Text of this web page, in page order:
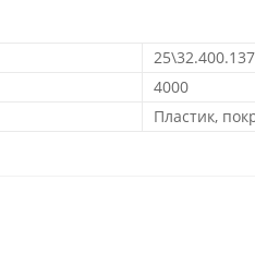
4000
Пластик,